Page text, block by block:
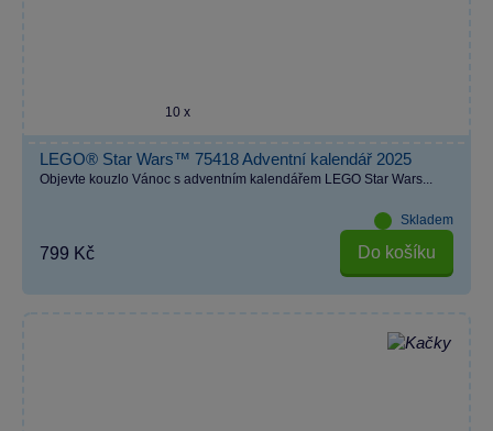
10 x
LEGO® Star Wars™ 75418 Adventní kalendář 2025
Objevte kouzlo Vánoc s adventním kalendářem LEGO Star Wars...
Skladem
799 Kč Do košíku